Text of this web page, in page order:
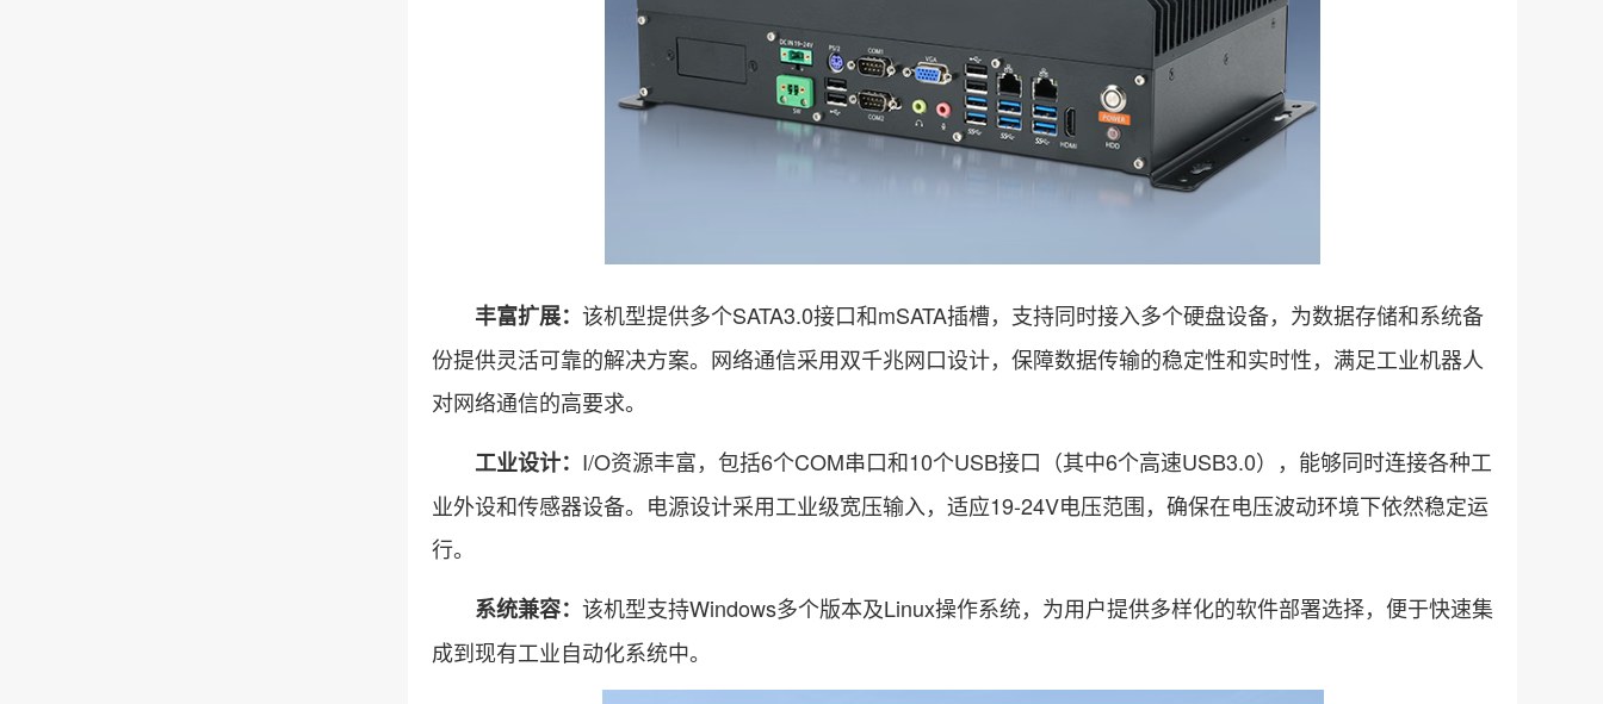
丰富扩展： 该机型提供多个SATA3.0接口和mSATA插槽，支持同时接入多个硬盘设备，为数据存储和系统备
份提供灵活可靠的解决方案。网络通信采用双千兆网口设计，保障数据传输的稳定性和实时性，满足工业机器人
对网络通信的高要求。
工业设计： I/O资源丰富，包括6个COM串口和10个USB接口（其中6个高速USB3.0），能够同时连接各种工
业外设和传感器设备。电源设计采用工业级宽压输入，适应19-24V电压范围，确保在电压波动环境下依然稳定运
行。
系统兼容： 该机型支持Windows多个版本及Linux操作系统，为用户提供多样化的软件部署选择，便于快速集
成到现有工业自动化系统中。